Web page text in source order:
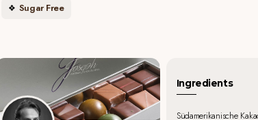
Sugar Free
Ingredients
Südamerikanische